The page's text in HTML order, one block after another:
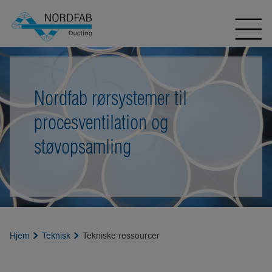
Nordfab rørsystemer til
procesventilation og
støvopsamling
Hjem Teknisk Tekniske ressourcer